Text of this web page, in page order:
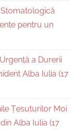
pentru un
a Durerii
Alba Iulia (17
Țesuturilor Moi
Alba Iulia (17